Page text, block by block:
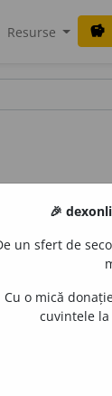
Resurse savings
)
🎉
un sfert de
Cu o mică
cuvintele